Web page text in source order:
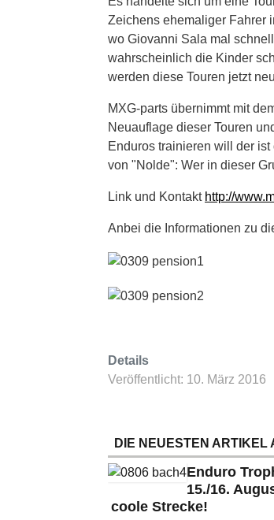
Zeichens ehemaliger Fahrer
wo Giovanni Sala mal
wahrscheinlich die Kinder
werden diese Touren jetzt
MXG-parts übernimmt mit
Neuauflage dieser Touren
Enduros trainieren will der
von "Nolde": Wer in dieser
Link und Kontakt http://
Anbei die Informationen zu
Details
Veröffentlicht: 10. März 2016
DIE NEUESTEN
Enduro
15./16.
coole Strecke!